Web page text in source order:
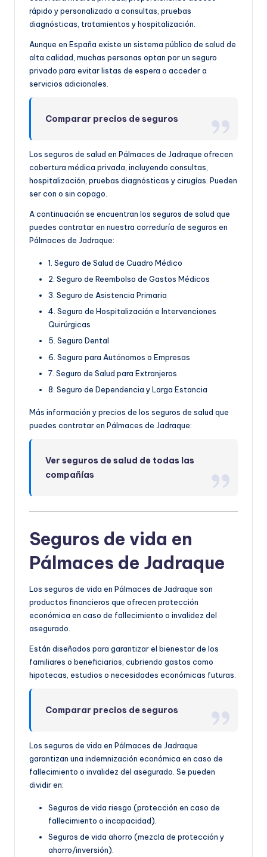
rápido y personalizado a consultas, pruebas
diagnósticas, tratamientos y hospitalización.
Aunque en España existe un sistema público de salud de
alta calidad, muchas personas optan por un seguro
privado para evitar listas de espera o acceder a
servicios adicionales.
Comparar precios de seguros
Los seguros de salud en Pálmaces de Jadraque ofrecen
cobertura médica privada, incluyendo consultas,
hospitalización, pruebas diagnósticas y cirugías. Pueden
ser con o sin copago.
A continuación se encuentran los seguros de salud que
puedes contratar en nuestra correduría de seguros en
Pálmaces de Jadraque:
1. Seguro de Salud de Cuadro Médico
2. Seguro de Reembolso de Gastos Médicos
3. Seguro de Asistencia Primaria
4. Seguro de Hospitalización e Intervenciones
Quirúrgicas
5. Seguro Dental
6. Seguro para Autónomos o Empresas
7. Seguro de Salud para Extranjeros
8. Seguro de Dependencia y Larga Estancia
Más información y precios de los seguros de salud que
puedes contratar en Pálmaces de Jadraque:
Ver seguros de salud de todas las
compañías
Seguros de vida en
Pálmaces de Jadraque
Los seguros de vida en Pálmaces de Jadraque son
productos financieros que ofrecen protección
económica en caso de fallecimiento o invalidez del
asegurado.
Están diseñados para garantizar el bienestar de los
familiares o beneficiarios, cubriendo gastos como
hipotecas, estudios o necesidades económicas futuras.
Comparar precios de seguros
Los seguros de vida en Pálmaces de Jadraque
garantizan una indemnización económica en caso de
fallecimiento o invalidez del asegurado. Se pueden
dividir en:
Seguros de vida riesgo (protección en caso de
fallecimiento o incapacidad).
Seguros de vida ahorro (mezcla de protección y
ahorro/inversión).